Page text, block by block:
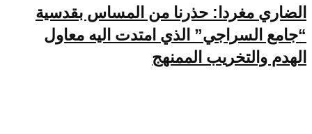
الضاري مغردا: حذرنا من المساس بقدسية
“جامع السراجي” الذي امتدت اليه معاول
الهدم والتخريب الممنهج